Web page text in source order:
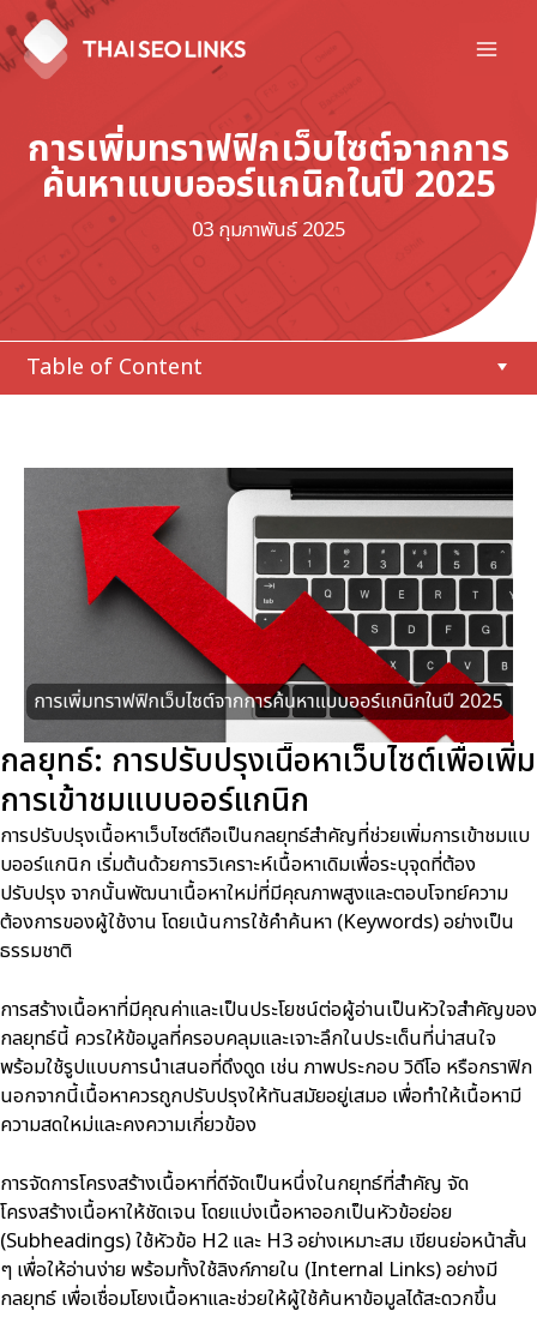
Skip
to
content
การเพิ่มทราฟฟิกเว็บไซต์จากการ
ค้นหาแบบออร์แกนิกในปี 2025
03 กุมภาพันธ์ 2025
Table of Content
กลยุทธ์: การปรับปรุงเนื้อหาเว็บไซต์เพื่อเพิ่ม
การเข้าชมแบบออร์แกนิก
การปรับปรุงเนื้อหาเว็บไซต์ถือเป็นกลยุทธ์สำคัญที่ช่วยเพิ่มการเข้าชมแบ
บออร์แกนิก เริ่มต้นด้วยการวิเคราะห์เนื้อหาเดิมเพื่อระบุจุดที่ต้อง
ปรับปรุง จากนั้นพัฒนาเนื้อหาใหม่ที่มีคุณภาพสูงและตอบโจทย์ความ
ต้องการของผู้ใช้งาน โดยเน้นการใช้คำค้นหา (Keywords) อย่างเป็น
ธรรมชาติ
การสร้างเนื้อหาที่มีคุณค่าและเป็นประโยชน์ต่อผู้อ่านเป็นหัวใจสำคัญของ
กลยุทธ์นี้ ควรให้ข้อมูลที่ครอบคลุมและเจาะลึกในประเด็นที่น่าสนใจ
พร้อมใช้รูปแบบการนำเสนอที่ดึงดูด เช่น ภาพประกอบ วิดีโอ หรือกราฟิก
นอกจากนี้เนื้อหาควรถูกปรับปรุงให้ทันสมัยอยู่เสมอ เพื่อทำให้เนื้อหามี
ความสดใหม่และคงความเกี่ยวข้อง
การจัดการโครงสร้างเนื้อหาที่ดีจัดเป็นหนึ่งในกยุทธ์ที่สำคัญ จัด
โครงสร้างเนื้อหาให้ชัดเจน โดยแบ่งเนื้อหาออกเป็นหัวข้อย่อย
(Subheadings) ใช้หัวข้อ H2 และ H3 อย่างเหมาะสม เขียนย่อหน้าสั้น
ๆ เพื่อให้อ่านง่าย พร้อมทั้งใช้ลิงก์ภายใน (Internal Links) อย่างมี
กลยุทธ์ เพื่อเชื่อมโยงเนื้อหาและช่วยให้ผู้ใช้ค้นหาข้อมูลได้สะดวกขึ้น